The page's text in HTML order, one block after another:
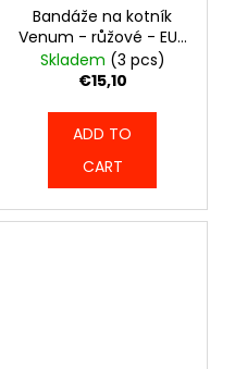
Bandáže na kotník
Venum - růžové - EU-
VENUM-0173-PIK
Skladem (3 pcs)
€15,10
ADD TO
CART